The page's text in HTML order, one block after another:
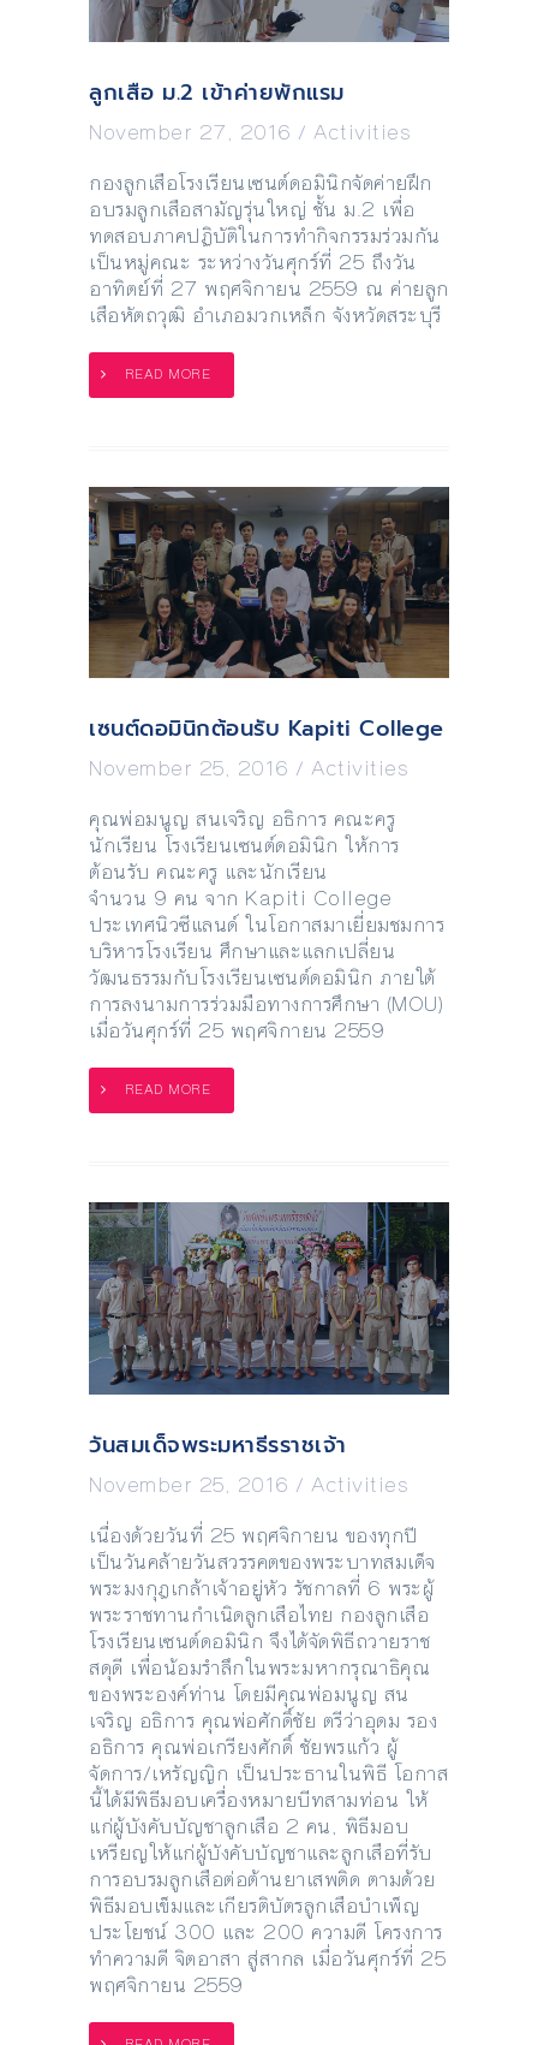
ลูกเสือ ม.2 เข้าค่ายพักแรม
November 27, 2016 / Activities
กองลูกเสือโรงเรียนเซนต์ดอมินิกจัดค่ายฝึก
อบรมลูกเสือสามัญรุ่นใหญ่ ชั้น ม.2 เพื่อ
ทดสอบภาคปฏิบัติในการทำกิจกรรมร่วมกัน
เป็นหมู่คณะ ระหว่างวันศุกร์ที่ 25 ถึงวัน
อาทิตย์ที่ 27 พฤศจิกายน 2559 ณ ค่ายลูก
เสือหัตถวุฒิ อำเภอมวกเหล็ก จังหวัดสระบุรี
READ MORE
เซนต์ดอมินิกต้อนรับ Kapiti College
November 25, 2016 / Activities
คุณพ่อมนูญ สนเจริญ อธิการ คณะครู
นักเรียน โรงเรียนเซนต์ดอมินิก ให้การ
ต้อนรับ คณะครู และนักเรียน
จำนวน 9 คน จาก Kapiti College
ประเทศนิวซีแลนด์ ในโอกาสมาเยี่ยมชมการ
บริหารโรงเรียน ศึกษาและแลกเปลี่ยน
วัฒนธรรมกับโรงเรียนเซนต์ดอมินิก ภายใต้
การลงนามการร่วมมือทางการศึกษา (MOU)
เมื่อวันศุกร์ที่ 25 พฤศจิกายน 2559
READ MORE
วันสมเด็จพระมหาธีรราชเจ้า
November 25, 2016 / Activities
เนื่องด้วยวันที่ 25 พฤศจิกายน ของทุกปี
เป็นวันคล้ายวันสวรรคตของพระบาทสมเด็จ
พระมงกุฎเกล้าเจ้าอยู่หัว รัชกาลที่ 6 พระผู้
พระราชทานกำเนิดลูกเสือไทย กองลูกเสือ
โรงเรียนเซนต์ดอมินิก จึงได้จัดพิธีถวายราช
สดุดี เพื่อน้อมรำลึกในพระมหากรุณาธิคุณ
ของพระองค์ท่าน โดยมีคุณพ่อมนูญ สน
เจริญ อธิการ คุณพ่อศักดิ์ชัย ตรีว่าอุดม รอง
อธิการ คุณพ่อเกรียงศักดิ์ ชัยพรแก้ว ผู้
จัดการ/เหรัญญิก เป็นประธานในพิธี โอกาส
นี้ได้มีพิธีมอบเครื่องหมายบีทสามท่อน ให้
แก่ผู้บังคับบัญชาลูกเสือ 2 คน, พิธีมอบ
เหรียญให้แก่ผู้บังคับบัญชาและลูกเสือที่รับ
การอบรมลูกเสือต่อต้านยาเสพติด ตามด้วย
พิธีมอบเข็มและเกียรติบัตรลูกเสือบำเพ็ญ
ประโยชน์ 300 และ 200 ความดี โครงการ
ทำความดี จิตอาสา สู่สากล เมื่อวันศุกร์ที่ 25
พฤศจิกายน 2559